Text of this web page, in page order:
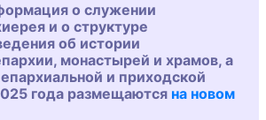
о служении
и о структуре
об истории
монастырей и храмов, а
и приходской
года размещаются на новом